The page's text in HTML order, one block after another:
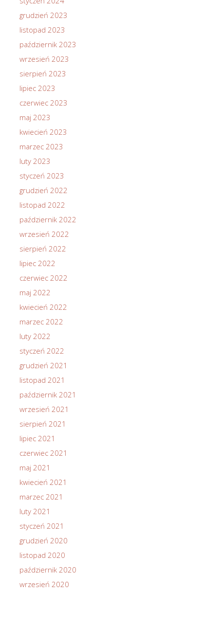
grudzień 2023
listopad 2023
październik 2023
wrzesień 2023
sierpień 2023
lipiec 2023
czerwiec 2023
maj 2023
kwiecień 2023
marzec 2023
luty 2023
styczeń 2023
grudzień 2022
listopad 2022
październik 2022
wrzesień 2022
sierpień 2022
lipiec 2022
czerwiec 2022
maj 2022
kwiecień 2022
marzec 2022
luty 2022
styczeń 2022
grudzień 2021
listopad 2021
październik 2021
wrzesień 2021
sierpień 2021
lipiec 2021
czerwiec 2021
maj 2021
kwiecień 2021
marzec 2021
luty 2021
styczeń 2021
grudzień 2020
listopad 2020
październik 2020
wrzesień 2020